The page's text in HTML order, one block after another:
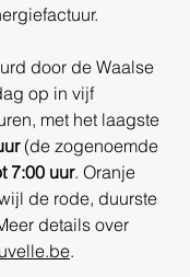
door de Waalse
op in vijf
met het laagste
(de zogenoemde
7:00 uur. Oranje
de rode, duurste
details over
.